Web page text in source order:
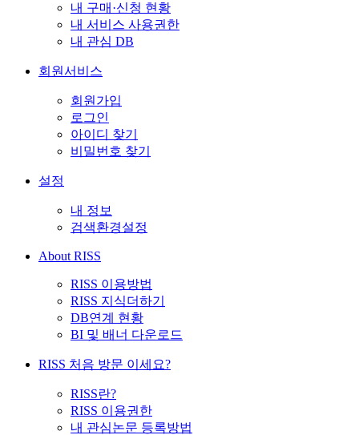
내 구매·신청 현황
내 서비스 사용권한
내 관심 DB
회원서비스
회원가입
로그인
아이디 찾기
비밀번호 찾기
설정
내 정보
검색환경설정
About RISS
RISS 이용방법
RISS 지식더하기
DB연계 현황
BI 및 배너 다운로드
RISS 처음 방문 이세요?
RISS란?
RISS 이용권한
내 관심논문 등록방법